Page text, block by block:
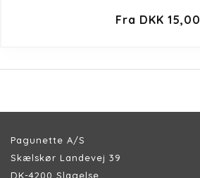
Fra DKK 15,00
Pagunette A/S
Skælskør Landevej 39
DK-4200 Slagelse